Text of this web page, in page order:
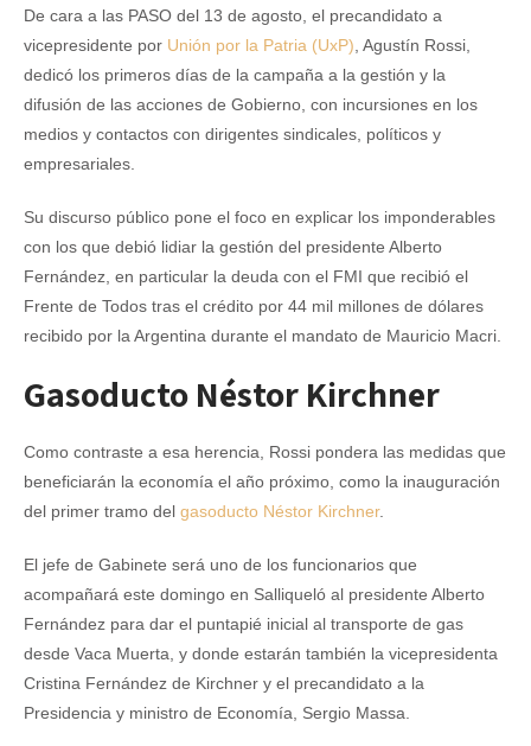
De cara a las PASO del 13 de agosto, el precandidato a
vicepresidente por Unión por la Patria (UxP) , Agustín Rossi,
dedicó los primeros días de la campaña a la gestión y la
difusión de las acciones de Gobierno, con incursiones en los
medios y contactos con dirigentes sindicales, políticos y
empresariales.
Su discurso público pone el foco en explicar los imponderables
con los que debió lidiar la gestión del presidente Alberto
Fernández, en particular la deuda con el FMI que recibió el
Frente de Todos tras el crédito por 44 mil millones de dólares
recibido por la Argentina durante el mandato de Mauricio Macri.
Gasoducto Néstor Kirchner
Como contraste a esa herencia, Rossi pondera las medidas que
beneficiarán la economía el año próximo, como la inauguración
del primer tramo del gasoducto Néstor Kirchner.
El jefe de Gabinete será uno de los funcionarios que
acompañará este domingo en Salliqueló al presidente Alberto
Fernández para dar el puntapié inicial al transporte de gas
desde Vaca Muerta, y donde estarán también la vicepresidenta
Cristina Fernández de Kirchner y el precandidato a la
Presidencia y ministro de Economía, Sergio Massa.